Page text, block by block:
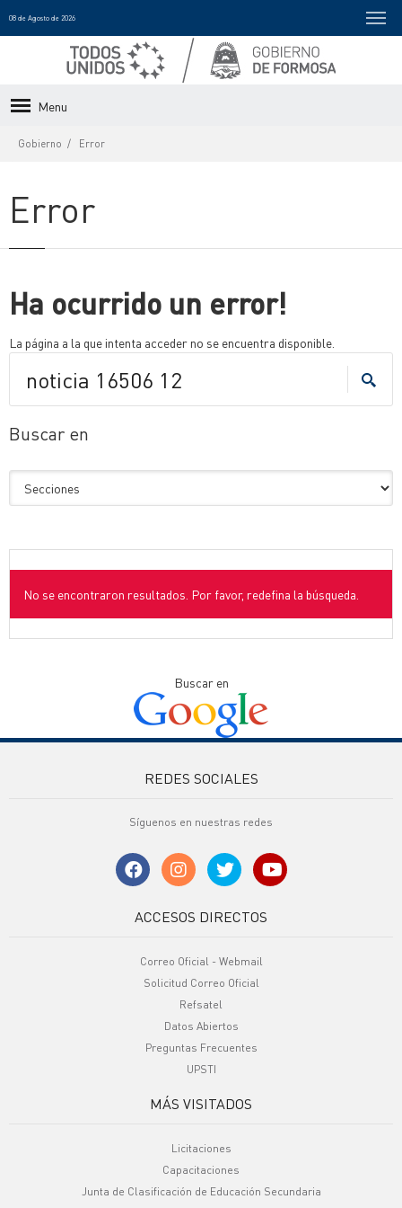
08 de Agosto de 2026
Menu
Gobierno Error
Error
Ha ocurrido un error!
La página a la que intenta acceder no se encuentra disponible.
Buscar en
No se encontraron resultados. Por favor, redefina la búsqueda.
Buscar en
REDES SOCIALES
Síguenos en nuestras redes
ACCESOS DIRECTOS
Correo Oficial - Webmail
Solicitud Correo Oficial
Refsatel
Datos Abiertos
Preguntas Frecuentes
UPSTI
MÁS VISITADOS
Licitaciones
Capacitaciones
Junta de Clasificación de Educación Secundaria